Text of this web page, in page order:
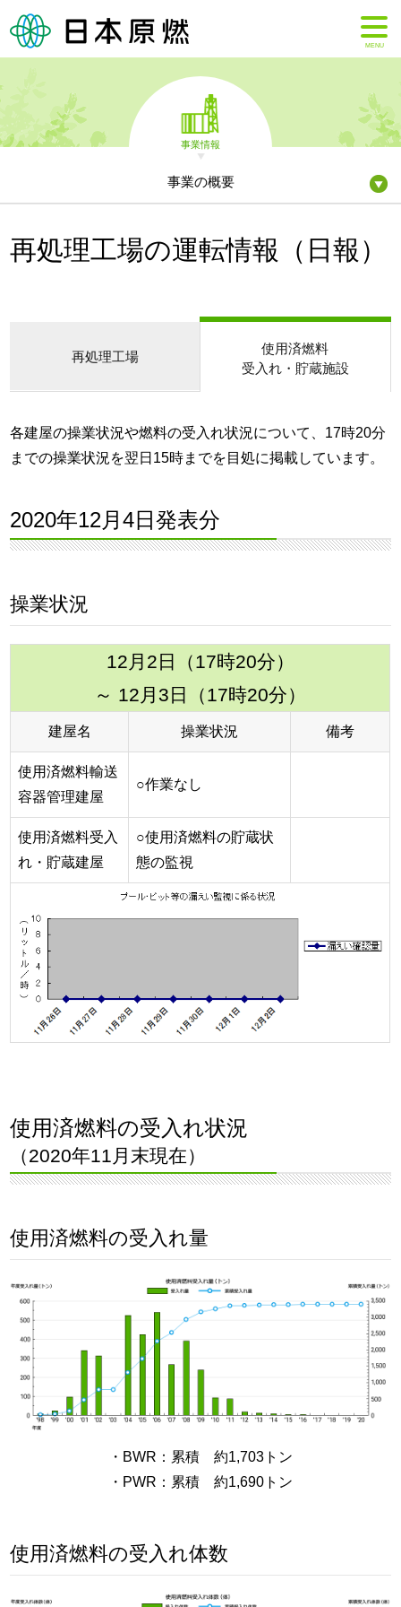
MENU
事業情報
事業の概要
再処理工場の運転情報（日報）
再処理工場
使用済燃料
受入れ・貯蔵施設
各建屋の操業状況や燃料の受入れ状況について、17時20分
までの操業状況を翌日15時までを目処に掲載しています。
2020年12月4日発表分
操業状況
12月2日（17時20分）
～ 12月3日（17時20分）
建屋名 操業状況 備考
使用済燃料輸送
容器管理建屋
○作業なし
使用済燃料受入
れ・貯蔵建屋
○使用済燃料の貯蔵状
態の監視
使用済燃料の受入れ状況
（2020年11月末現在）
使用済燃料の受入れ量
・BWR：累積 約1,703トン
・PWR：累積 約1,690トン
使用済燃料の受入れ体数